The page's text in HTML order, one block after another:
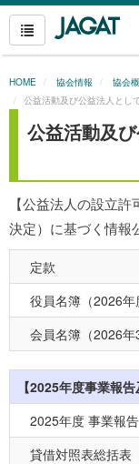
HOME 協会情報
協会
公益活動及び公益法人とし
公益活動及
【公益法人の設立
決定）に基づく情報
定款
役員名簿（2026年
会員名簿（2026年
【2025年度事業報告
2025年度 事業報告
貸借対照表総括表